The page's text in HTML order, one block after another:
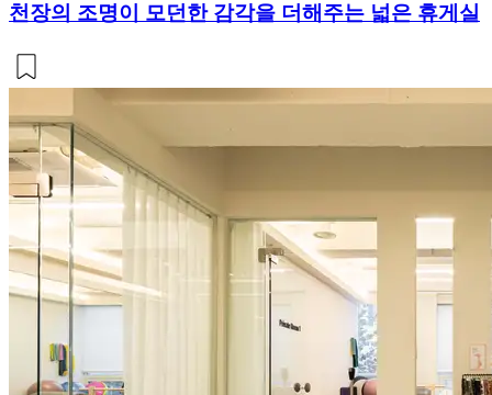
천장의 조명이 모던한 감각을 더해주는 넓은 휴게실